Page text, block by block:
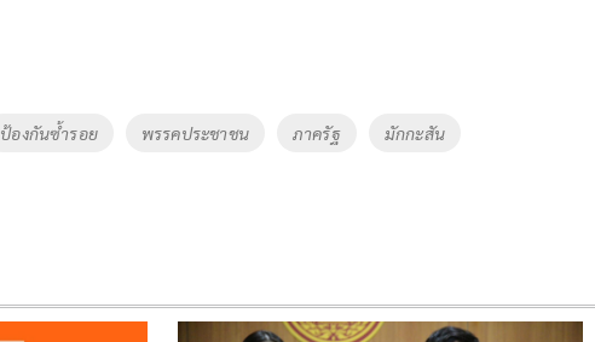
ป้องกันซ้ำรอย พรรคประชาชน ภาครัฐ มักกะสัน